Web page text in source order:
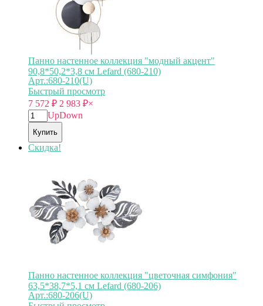
Панно настенное коллекция "модный акцент"
90,8*50,2*3,8 см Lefard (680-210)
Арт.:680-210(U)
Быстрый просмотр
7 572 ₽ 2 983 ₽×
UpDown
Купить
Скидка!
Панно настенное коллекция "цветочная симфония"
63,5*38,7*5,1 см Lefard (680-206)
Арт.:680-206(U)